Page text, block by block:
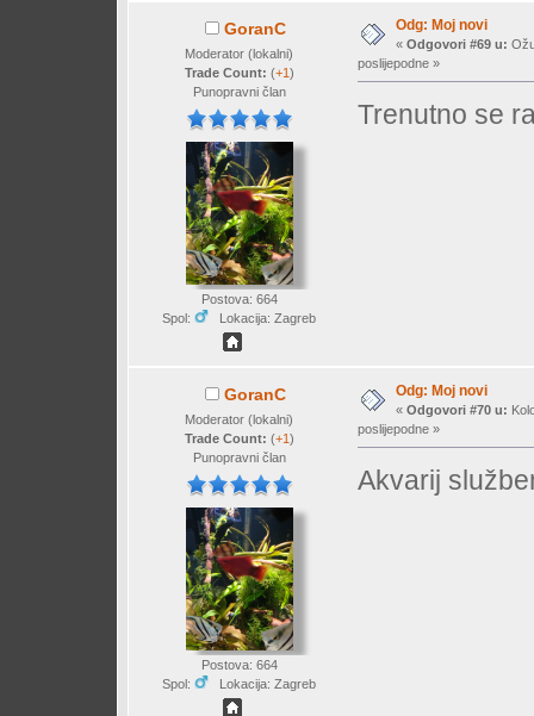
GoranC
Moderator (lokalni)
Trade Count: (+1)
Punopravni član
Postova: 664
Spol:
Lokacija: Zagreb
Odg: Moj novi
« Odgovori #69 u:
poslijepodne »
Trenutno se
GoranC
Moderator (lokalni)
Trade Count: (+1 )
Punopravni član
Postova: 664
Spol:
Lokacija: Zagreb
Odg: Moj novi
« Odgovori #70 u:
poslijepodne »
Akvarij